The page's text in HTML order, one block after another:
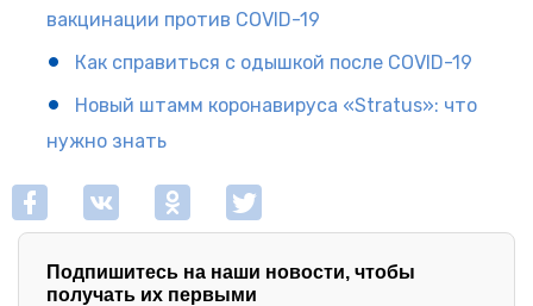
вакцинации против COVID-19
Как справиться с одышкой после COVID-19
Новый штамм коронавируса «Stratus»: что
нужно знать
Подпишитесь на наши новости, чтобы
получать их первыми